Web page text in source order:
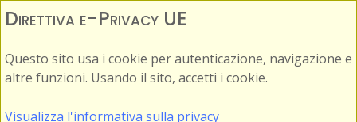
Direttiva e-Privacy UE
Questo sito usa i cookie per autenticazione, navigazione e
altre funzioni. Usando il sito, accetti i cookie.
Visualizza l'informativa sulla privacy